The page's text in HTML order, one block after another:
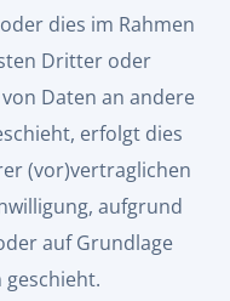
dies im Rahmen
Dritter oder
Daten an andere
erfolgt dies
(vor)vertraglichen
aufgrund
auf Grundlage